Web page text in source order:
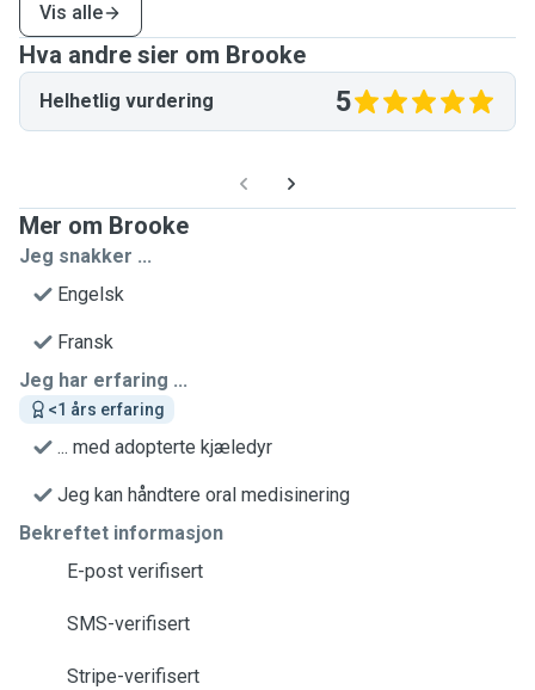
Vis alle
Hva andre sier om Brooke
Helhetlig vurdering 5
Mer om Brooke
Jeg snakker ...
Engelsk
Fransk
Jeg har erfaring ...
<1 års erfaring
... med adopterte kjæledyr
Jeg kan håndtere oral medisinering
Bekreftet informasjon
E-post verifisert
SMS-verifisert
Stripe-verifisert